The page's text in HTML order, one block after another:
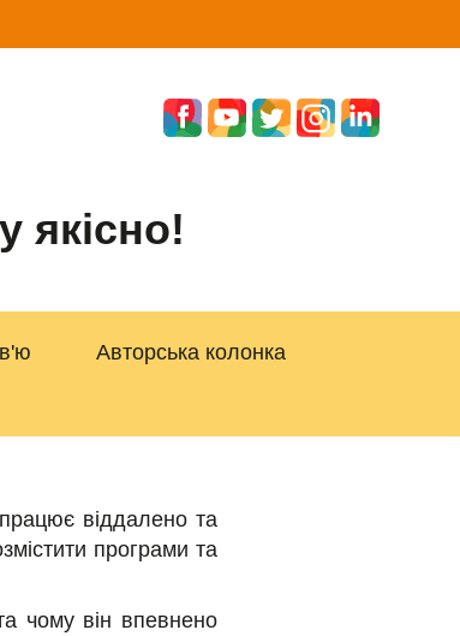
якісно!
Авторська колонка
віддалено та
програми та
чому він впевнено